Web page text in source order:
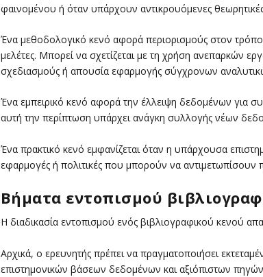
φαινομένου ή όταν υπάρχουν αντικρουόμενες
Ένα μεθοδολογικό κενό αφορά περιορισμούς στον
μελέτες. Μπορεί να σχετίζεται με τη χρήση ανεπαρκών
σχεδιασμούς ή απουσία εφαρμογής σύγχρονων
Ένα εμπειρικό κενό αφορά την έλλειψη δεδομένων για
αυτή την περίπτωση υπάρχει ανάγκη συλλογής νέων
Ένα πρακτικό κενό εμφανίζεται όταν η υπάρχουσα
εφαρμογές ή πολιτικές που μπορούν να αντιμετωπίσουν
Βήματα εντοπισμού
Η διαδικασία εντοπισμού ενός βιβλιογραφικού κενού
Αρχικά, ο ερευνητής πρέπει να πραγματοποιήσει
επιστημονικών βάσεων δεδομένων και αξιόπιστων